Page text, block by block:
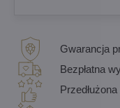
Gwarancja
Bezpłatna